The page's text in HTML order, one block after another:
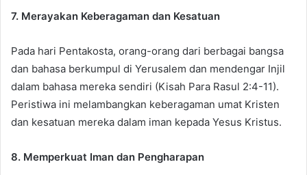
7. Merayakan Keberagaman dan Kesatuan
Pada hari Pentakosta, orang-orang dari berbagai bangsa
dan bahasa berkumpul di Yerusalem dan mendengar Injil
dalam bahasa mereka sendiri (Kisah Para Rasul 2:4-11).
Peristiwa ini melambangkan keberagaman umat Kristen
dan kesatuan mereka dalam iman kepada Yesus Kristus.
8. Memperkuat Iman dan Pengharapan